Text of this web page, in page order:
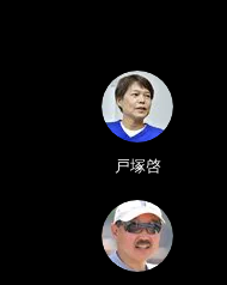
戸塚啓